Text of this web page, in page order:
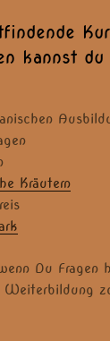
kannst
Kräutern
Du Fragen
Weiterbildung